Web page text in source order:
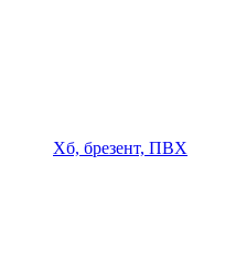
Хб, брезент, ПВХ